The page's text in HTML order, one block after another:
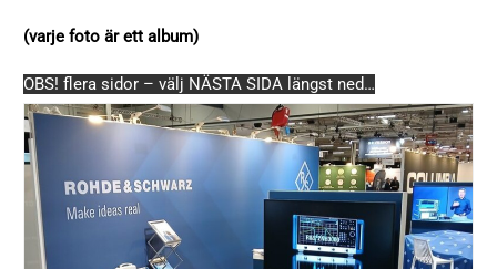
(varje foto är ett album)
OBS! flera sidor – välj NÄSTA SIDA längst ned…